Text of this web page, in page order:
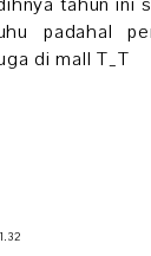
padahal
di mall T_T